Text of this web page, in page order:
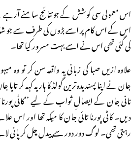
اس معمولی سی کوشش کے جو نتائج سامنے
اس کے اس کام پر اسے بڑوں کی طرف سے جو
کی گئی تھی اس نے اسے بہت مسرور کیا تھا۔
علاوہ ازیں صبا کی زبانی یہ واقعہ سن کر تو وہ
جان نے اپنا پسندیدہ ترین گولڈ کا ہار یہ کہہ کر
نانی جان کے ایصالِ ثواب کے لیے ’’کاٹی
دیں۔ کاٹی پورنا تائی جان کا میکہ تھا اور اس
رہتی تھی۔ لوگ دور دور سے پیدل چل کر پانی